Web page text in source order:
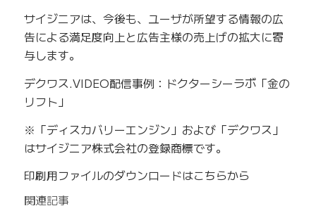
サイジニアは、今後も、ユーザが所望する情報の広
告による満足度向上と広告主様の売上げの拡大に寄
与します。
デクワス.VIDEO配信事例：ドクターシーラボ「金の
リフト」
※「ディスカバリーエンジン」および「デクワス」
はサイジニア株式会社の登録商標です。
印刷用ファイルのダウンロードはこちらから
関連記事